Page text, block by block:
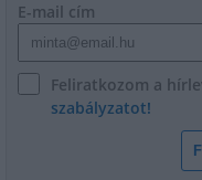
E-mail cím
Feliratkozom a
szabályzatot!